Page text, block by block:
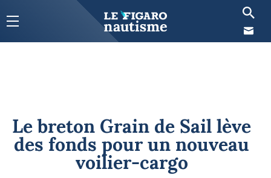
Le breton Grain de Sail lève
des fonds pour un nouveau
voilier-cargo